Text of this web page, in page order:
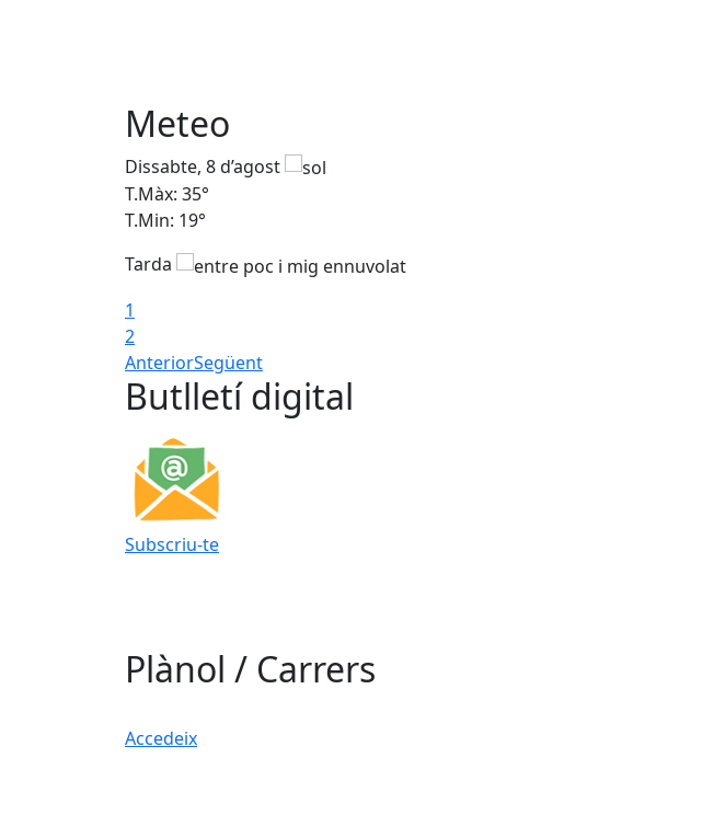
Meteo
Dissabte, 8 d’agost
T.Màx: 35°
T.Min: 19°
Tarda
1
2
AnteriorSegüent
Butlletí digital
Subscriu-te
Plànol / Carrers
Accedeix